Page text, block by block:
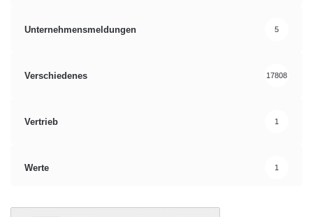
Unternehmensmeldungen 5
Verschiedenes 17808
Vertrieb 1
Werte 1